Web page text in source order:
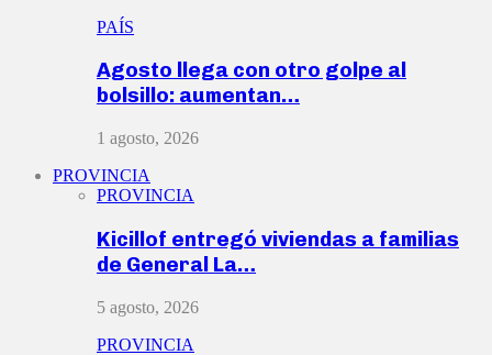
PAÍS
Agosto llega con otro golpe al
bolsillo: aumentan…
1 agosto, 2026
PROVINCIA
PROVINCIA
Kicillof entregó viviendas a familias
de General La…
5 agosto, 2026
PROVINCIA